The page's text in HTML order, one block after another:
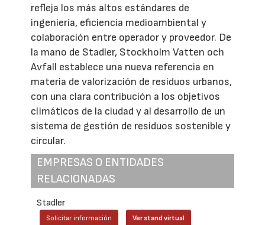
refleja los más altos estándares de
ingeniería, eficiencia medioambiental y
colaboración entre operador y proveedor. De
la mano de Stadler, Stockholm Vatten och
Avfall establece una nueva referencia en
materia de valorización de residuos urbanos,
con una clara contribución a los objetivos
climáticos de la ciudad y al desarrollo de un
sistema de gestión de residuos sostenible y
circular.
EMPRESAS O ENTIDADES
RELACIONADAS
Stadler
Solicitar información Ver stand virtual